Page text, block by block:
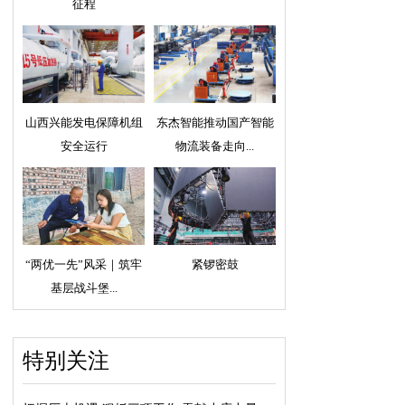
征程
山西兴能发电保障机组
安全运行
东杰智能推动国产智能
物流装备走向...
“两优一先”风采｜筑牢
基层战斗堡...
紧锣密鼓
特别关注